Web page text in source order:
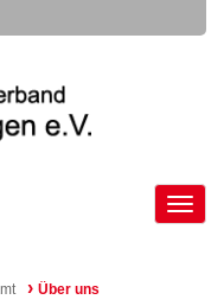
› Über uns